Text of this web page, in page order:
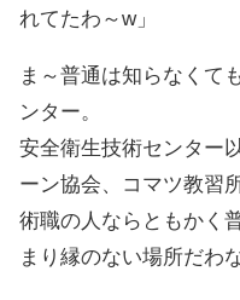
れてたわ～w」
ま～普通は知らなくて
ンター。
安全衛生技術センター
ーン協会、コマツ教習
術職の人ならともかく
まり縁のない場所だわな